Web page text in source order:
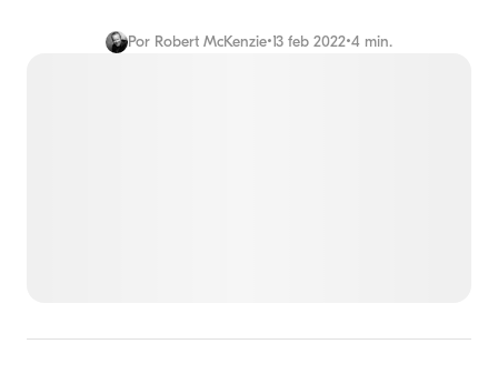
Por Robert McKenzie•13 feb 2022•4 min.